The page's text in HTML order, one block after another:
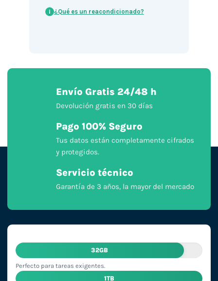
i ¿Qué es un reacondicionado?
Envío Gratis 24/48 h
Devolución gratis en 30 días
Pago 100% Seguro
Tus datos están completamente cifrados
y protegidos.
Servicio técnico
Garantía de 3 años, la mayor del mercado
32GB
Perfecto para tareas exigentes.
1TB